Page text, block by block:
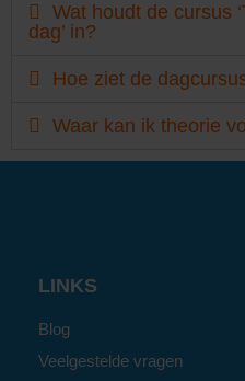
Wat houdt de cursus
dag’ in?
Hoe ziet de
Waar kan ik theorie
LINKS
Blog
Veelgestelde vragen